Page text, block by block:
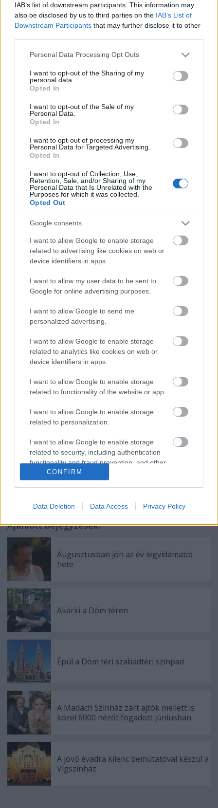
IAB’s list of downstream participants. This information may
also be disclosed by us to third parties on the IAB’s List of
Downstream Participants that may further disclose it to other
Please note that this website/app uses one or more Google
not limited to your visit or usage behaviour. You may click to
grant or deny consent to Google and its third-party tags to
use your data for below specified purposes in below Google
consent section.
Personal Data Processing Opt Outs
I want to opt-out of the Sharing of my
personal data.
Opted In
I want to opt-out of the Sale of my
Personal Data.
Opted In
I want to opt-out of processing my
Personal Data for Targeted Advertising.
Opted In
I want to opt-out of Collection, Use,
Retention, Sale, and/or Sharing of my
Personal Data that Is Unrelated with the
Purposes for which it was collected.
Opted Out
Google consents
I want to allow Google to enable storage
related to advertising like cookies on web or
device identifiers in apps.
I want to allow my user data to be sent to
Google for online advertising purposes.
I want to allow Google to send me
personalized advertising.
I want to allow Google to enable storage
related to analytics like cookies on web or
device identifiers in apps.
I want to allow Google to enable storage
related to functionality of the website or app.
I want to allow Google to enable storage
related to personalization.
I want to allow Google to enable storage
related to security, including authentication
functionality and fraud prevention, and other
user protection.
CONFIRM
Data Deletion Data Access Privacy Policy
"Nem kell átültetni egy szép szöveget ahhoz, hogy az
ember kötelemről, szerelemről, nehezen elmondott,
hogy mennyire szereti, mennyire nem képes
örökérvényűségétSzász János , aki szerint egy
pillanat alatt dőlt el, hogy a Liliom bekerül az évad
"Egy szép estén ültünk
színházi büfében, és akkor ránéztem és azt
mondtam: te Peti csináljuk meg a Liliomot együtt.
Ott voltCseke Péter
hív rendezni Kecskemétre, és én boldogan jövök, és
gyakorlatilag azonnal meg is beszéltük az előadást"
– emlékezettSzász János.
Szász Jánosegy évig tanította filmművészetre a női
főszerepet, Julit alakító
Mészáros Blankát , aki
szavai szerintMarton LászlóésHegedűs D. Géza
tanár urak "csodálatos növendéke". "Tanár bácsija
voltam és most rendezője lettem, ami egy érdekes
átmenet" – tette hozzá.
Molnár Ferencdarabjából 1909 óta számos
nagysikerű előadás jött létre világszerte, még
Körhinta címmel.Orth PéterásMészáros Blanka
mellett a további szerepekben többek közt
Melinda, Fazakas Géza, Aradi Imre, Bognár
látható.
Forrás: MTI
Ajánlott bejegyzések:
Augusztusban jön az év legvidámabb
hete
Akárki a Dóm téren
Épül a Dóm téri szabadtéri színpad
A Madách Színház zárt ajtók mellett is
közel 6000 nézőt fogadott júniusban
A jövő évadra kilenc bemutatóval készül a
Vígszínház